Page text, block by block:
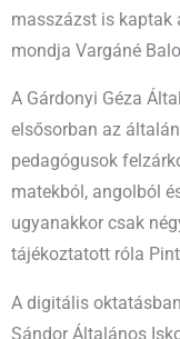
masszázst is kaptak
mondja Vargáné
A Gárdonyi Géza
elsősorban az
pedagógusok
matekból, angolból
ugyanakkor csak
tájékoztatott róla
A digitális
Sándor Általános